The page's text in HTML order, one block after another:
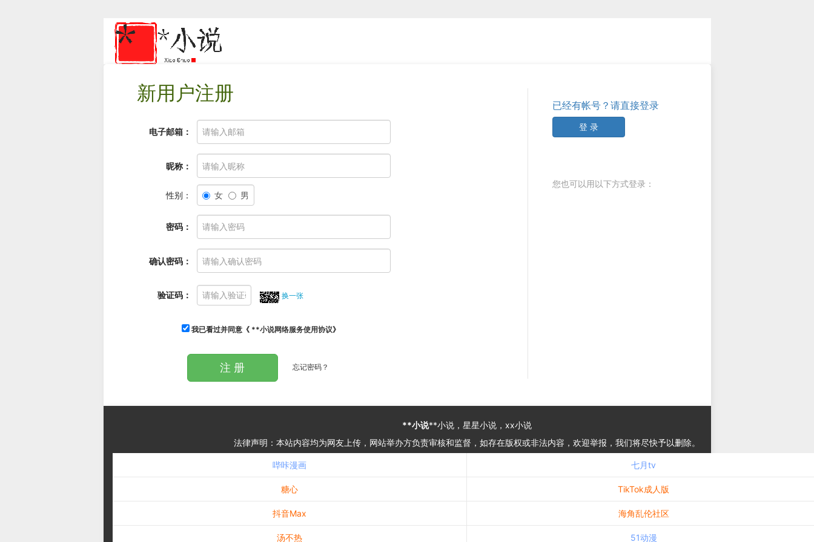
新用户注册
电子邮箱：
昵称：
性别： 女 男
密码：
确认密码：
验证码： 换一张
我已看过并同意《 **小说网络服务使用协议》
注 册 忘记密码？
已经有帐号？请直接登录
登 录
您也可以用以下方式登录：
**小说**小说，星星小说，xx小说
法律声明：本站内容均为网友上传，网站举办方负责审核和监督，如存在版权或非法内容，欢迎举报，我们将尽快予以删除。
哔咔漫画 七月tv
糖心 TikTok成人版
抖音Max 海角乱伦社区
汤不热 51动漫